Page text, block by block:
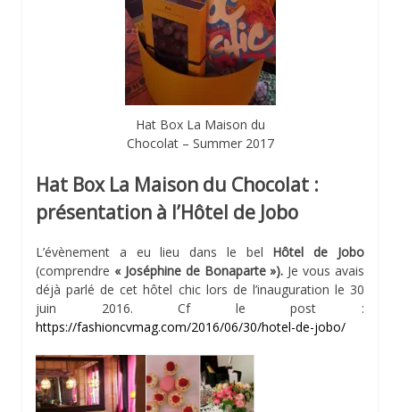
Hat Box La Maison du
Chocolat – Summer 2017
Hat Box La Maison du Chocolat :
présentation à l’Hôtel de Jobo
L’évènement a eu lieu dans le bel Hôtel de Jobo
(comprendre « Joséphine de Bonaparte »). Je vous avais
déjà parlé de cet hôtel chic lors de l’inauguration le 30
juin 2016. Cf le post :
https://fashioncvmag.com/2016/06/30/hotel-de-jobo/